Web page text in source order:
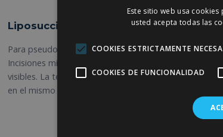
Liposucción HD/VASER exclusiva
Para pseudoginecomastia (componente graso
Incisiones mínimas (3-5 mm), recuperación rápida, sin
visibles. La tecnología VASER permite definición
en el mismo acto.
Este sitio web usa
usted acepta todas las
COOKIES ESTRICTAMENTE
COOKIES DE FUNCIONALIDAD